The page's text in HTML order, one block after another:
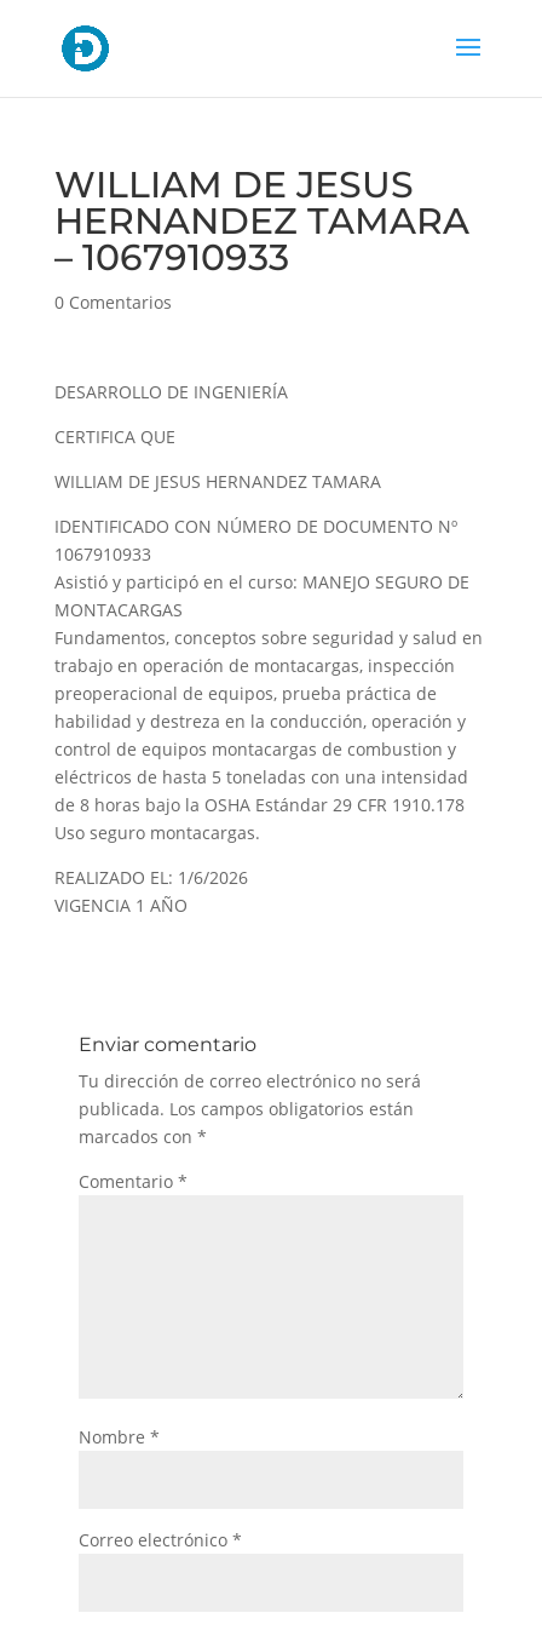
WILLIAM DE JESUS
HERNANDEZ TAMARA
– 1067910933
0 Comentarios
DESARROLLO DE INGENIERÍA
CERTIFICA QUE
WILLIAM DE JESUS HERNANDEZ TAMARA
IDENTIFICADO CON NÚMERO DE DOCUMENTO Nº
1067910933
Asistió y participó en el curso: MANEJO SEGURO DE
MONTACARGAS
Fundamentos, conceptos sobre seguridad y salud en
trabajo en operación de montacargas, inspección
preoperacional de equipos, prueba práctica de
habilidad y destreza en la conducción, operación y
control de equipos montacargas de combustion y
eléctricos de hasta 5 toneladas con una intensidad
de 8 horas bajo la OSHA Estándar 29 CFR 1910.178
Uso seguro montacargas.
REALIZADO EL: 1/6/2026
VIGENCIA 1 AÑO
Enviar comentario
Tu dirección de correo electrónico no será
publicada. Los campos obligatorios están
marcados con *
Comentario *
Nombre *
Correo electrónico *